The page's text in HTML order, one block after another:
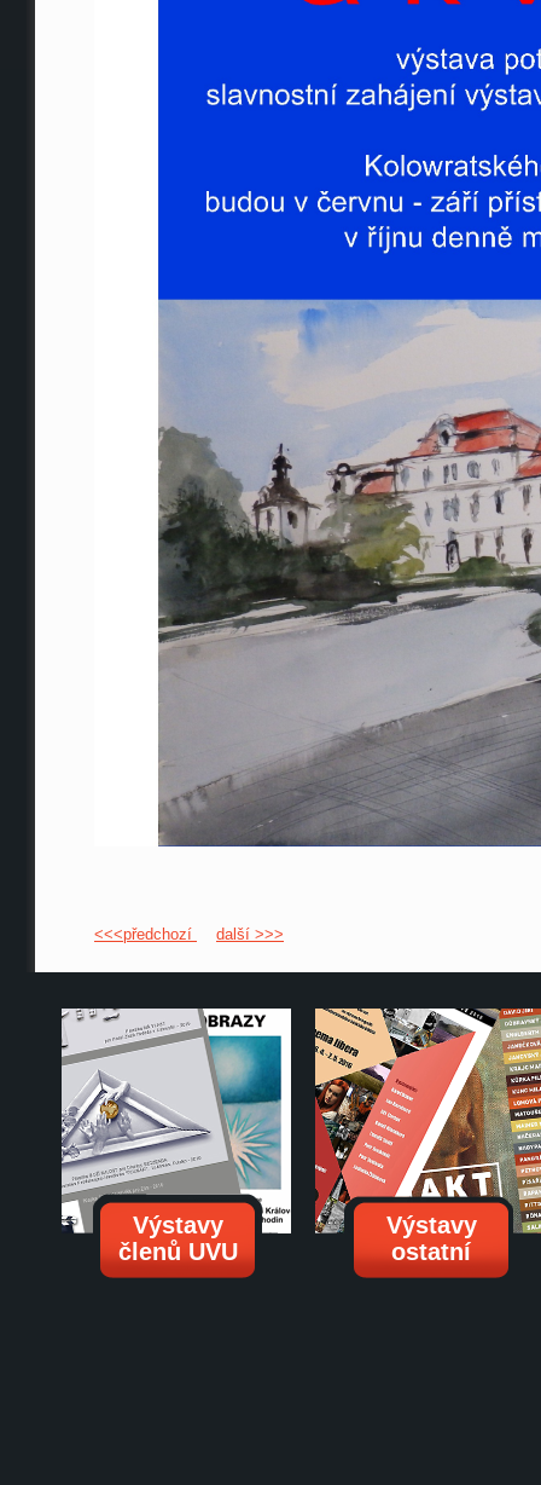
<<<předchozí další >>>
Výstavy
členů UVU
Výstavy
ostatní